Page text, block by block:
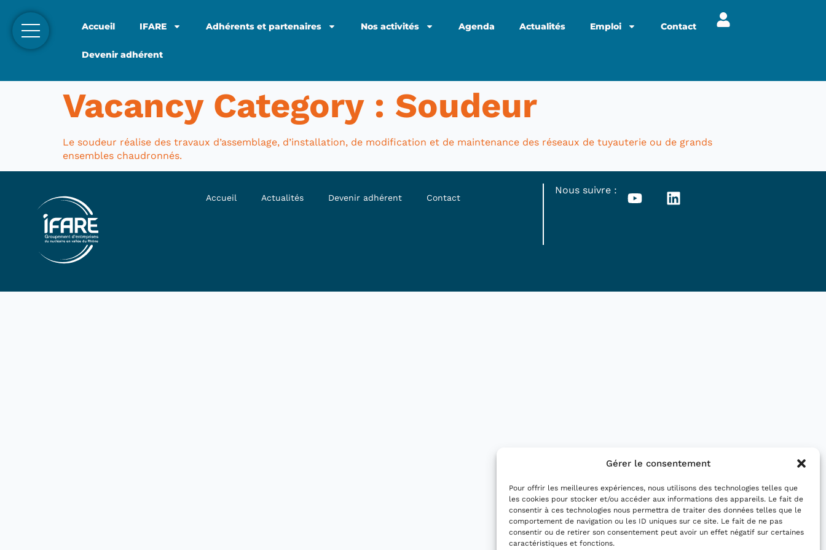
Gérer le consentement
Pour offrir les meilleures expériences, nous utilisons des technologies telles que
les cookies pour stocker et/ou accéder aux informations des appareils. Le fait de
consentir à ces technologies nous permettra de traiter des données telles que le
comportement de navigation ou les ID uniques sur ce site. Le fait de ne pas
consentir ou de retirer son consentement peut avoir un effet négatif sur certaines
caractéristiques et fonctions.
Accueil IFARE Adhérents et partenaires Nos activités Agenda Actualités Emploi Contact
Devenir adhérent
Vacancy Category : Soudeur
Le soudeur réalise des travaux d’assemblage, d’installation, de modification et de maintenance des réseaux de tuyauterie ou de grands
ensembles chaudronnés.
Accueil Actualités Devenir adhérent Contact
Nous suivre :